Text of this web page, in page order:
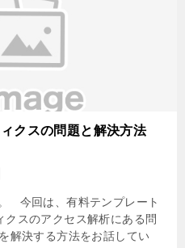
クスの問題と解決方法
今回は、有料テンプレート
スのアクセス解析にある問
解決する方法をお話してい